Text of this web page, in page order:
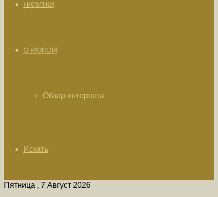
НАПИТКИ
О РАЗНОМ
Обзор интернета
Искать
Пятница , 7 Август 2026